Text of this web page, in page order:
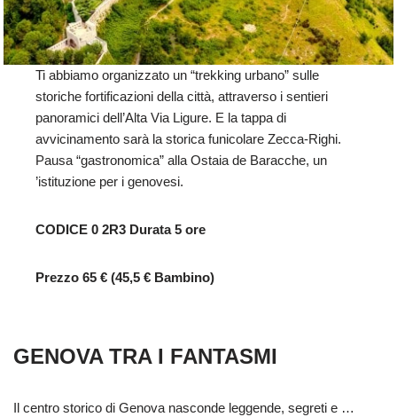
Ti abbiamo organizzato un “trekking urbano” sulle
storiche fortificazioni della città, attraverso i sentieri
panoramici dell’Alta Via Ligure. E la tappa di
avvicinamento sarà la storica funicolare Zecca-Righi.
Pausa “gastronomica” alla Ostaia de Baracche, un
’istituzione per i genovesi.
CODICE 0 2R3 Durata 5 ore
Prezzo 65 € (45,5 € Bambino)
GENOVA TRA I FANTASMI
Il centro storico di Genova nasconde leggende, segreti e …